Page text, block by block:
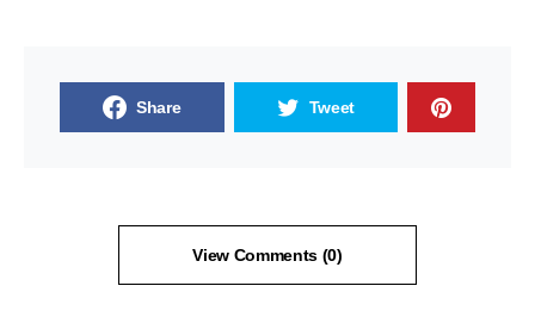
Share Tweet
View Comments (0)